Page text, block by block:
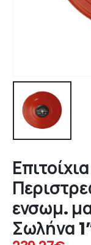
ενσωμ.
Σωλήνα